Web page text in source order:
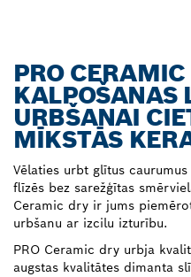
PRO
KALPOŠANAS
URBŠANAI
MĪKSTĀS
Vēlaties urbt glītus
flīzēs bez sarežģītas
Ceramic dry ir jums
urbšanu ar izcilu izturību.
PRO Ceramic dry urbja
augstas kvalitātes dimanta